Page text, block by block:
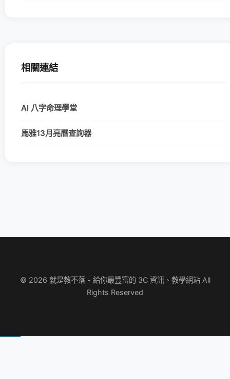
相關連結
AI 八字命理學堂
馬雅13月亮曆查詢器
© 2026 就是教不落 - 給你最豐富的 3C 資訊、教學網站 All
Rights Reserved